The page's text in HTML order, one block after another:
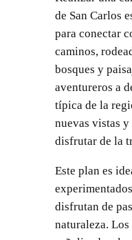
de San Carlos
para conectar
caminos,
bosques y
aventureros a
típica de la
nuevas vistas
disfrutar de la
Este plan es
disfrutan de
naturaleza. Los